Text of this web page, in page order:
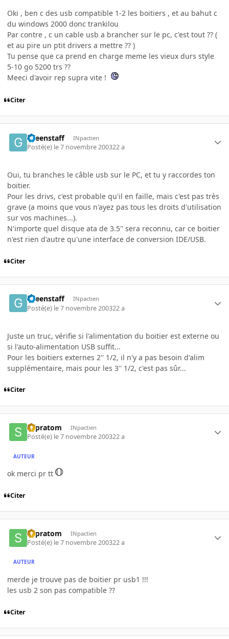
Oki , ben c des usb compatible 1-2 les boitiers , et au bahut c
du windows 2000 donc trankilou
Par contre , c un cable usb a brancher sur le pc, c'est tout ?? (
et au pire un ptit drivers a mettre ?? )
Tu pense que ca prend en charge meme les vieux durs style
5-10 go 5200 trs ??
Meeci d'avoir rep supra vite !
Citer
Greenstaff INpactien
Posté(e) le 7 novembre 200322 a
Oui, tu branches le câble usb sur le PC, et tu y raccordes ton
boitier.
Pour les drivs, c'est probable qu'il en faille, mais c'est pas très
grave (a moins que vous n'ayez pas tous les droits d'utilisation
sur vos machines...).
N'importe quel disque ata de 3.5'' sera reconnu, car ce boitier
n'est rien d'autre qu'une interface de conversion IDE/USB.
Citer
Greenstaff INpactien
Posté(e) le 7 novembre 200322 a
Juste un truc, vérifie si l'alimentation du boitier est externe ou
si l'auto-alimentation USB suffit...
Pour les boitiers externes 2'' 1/2, il n'y a pas besoin d'alim
supplémentaire, mais pour les 3'' 1/2, c'est pas sûr...
Citer
supratom INpactien
Posté(e) le 7 novembre 200322 a
AUTEUR
ok merci pr tt
Citer
supratom INpactien
Posté(e) le 7 novembre 200322 a
AUTEUR
merde je trouve pas de boitier pr usb1 !!!
les usb 2 son pas compatible ??
Citer